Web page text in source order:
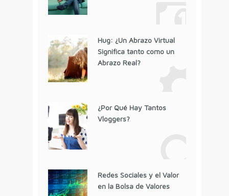
Hug: ¿Un Abrazo Virtual
Significa tanto como un
Abrazo Real?
¿Por Qué Hay Tantos
Vloggers?
Redes Sociales y el Valor
en la Bolsa de Valores